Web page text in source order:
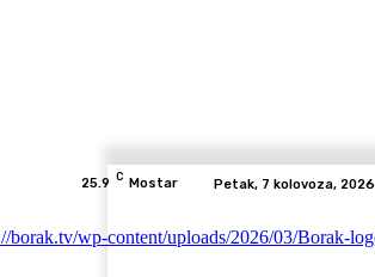
25.9 C Mostar Petak, 7 kolovoza, 2026